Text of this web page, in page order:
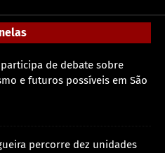
de debate sobre
e futuros possíveis em São
percorre dez unidades